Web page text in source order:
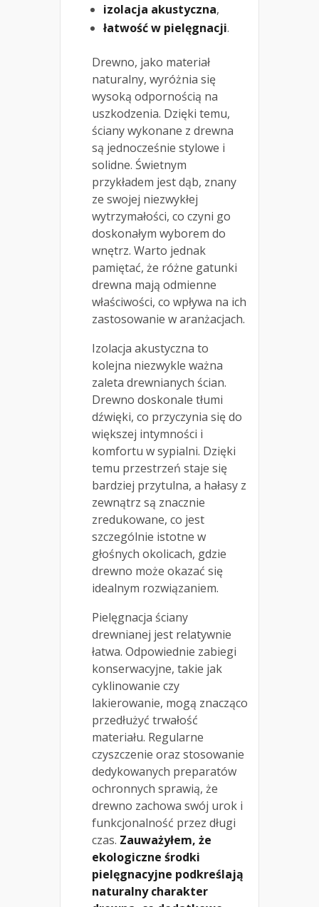
izolacja akustyczna,
łatwość w pielęgnacji.
Drewno, jako materiał
naturalny, wyróżnia się
wysoką odpornością na
uszkodzenia. Dzięki temu,
ściany wykonane z drewna
są jednocześnie stylowe i
solidne. Świetnym
przykładem jest dąb, znany
ze swojej niezwykłej
wytrzymałości, co czyni go
doskonałym wyborem do
wnętrz. Warto jednak
pamiętać, że różne gatunki
drewna mają odmienne
właściwości, co wpływa na ich
zastosowanie w aranżacjach.
Izolacja akustyczna to
kolejna niezwykle ważna
zaleta drewnianych ścian.
Drewno doskonale tłumi
dźwięki, co przyczynia się do
większej intymności i
komfortu w sypialni. Dzięki
temu przestrzeń staje się
bardziej przytulna, a hałasy z
zewnątrz są znacznie
zredukowane, co jest
szczególnie istotne w
głośnych okolicach, gdzie
drewno może okazać się
idealnym rozwiązaniem.
Pielęgnacja ściany
drewnianej jest relatywnie
łatwa. Odpowiednie zabiegi
konserwacyjne, takie jak
cyklinowanie czy
lakierowanie, mogą znacząco
przedłużyć trwałość
materiału. Regularne
czyszczenie oraz stosowanie
dedykowanych preparatów
ochronnych sprawią, że
drewno zachowa swój urok i
funkcjonalność przez długi
czas. Zauważyłem, że
ekologiczne środki
pielęgnacyjne podkreślają
naturalny charakter